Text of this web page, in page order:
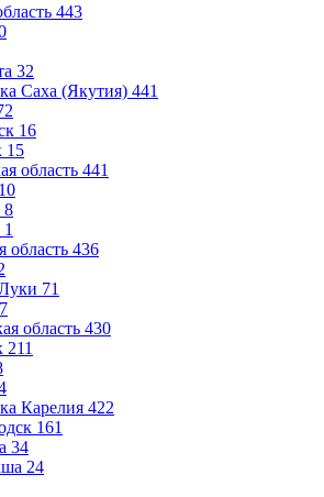
443
32
Саха (Якутия) 441
16
15
область 441
8
1
область 436
71
область 430
211
Карелия 422
161
34
24